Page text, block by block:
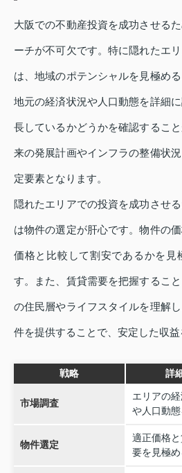
大阪での不動産投資を成功させる
ーチが不可欠です。特に隠れたエ
は、地域のポテンシャルを見極め
地元の経済状況や人口動態を詳細
長しているかどうかを確認するこ
来の発展計画やインフラの整備状
定要素となります。
隠れたエリアでの投資を成功させ
は物件の選定が肝心です。物件の
価格と比較して割安であるかを見
す。また、賃貸需要を把握するこ
の住民層やライフスタイルを理解
件を提供することで、安定した収益
戦略 詳
市場調査
エリアの
や人口動
物件選定
適正価格
要を見極め